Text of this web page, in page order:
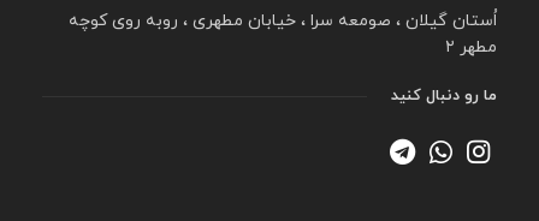
اُستان گیلان ، صومعه سرا ، خیابان مطهری ، روبه روی کوچه
مطهر ۲
ما رو دنبال کنید